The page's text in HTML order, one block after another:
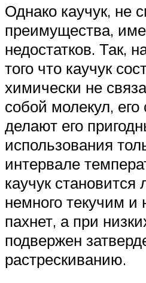
Однако каучук, не
преимущества,
недостатков. Так,
того что каучук
химически не
собой молекул, его
делают его
использования
интервале
каучук
немного текучим и
пахнет, а при
подвержен
растрескиванию.